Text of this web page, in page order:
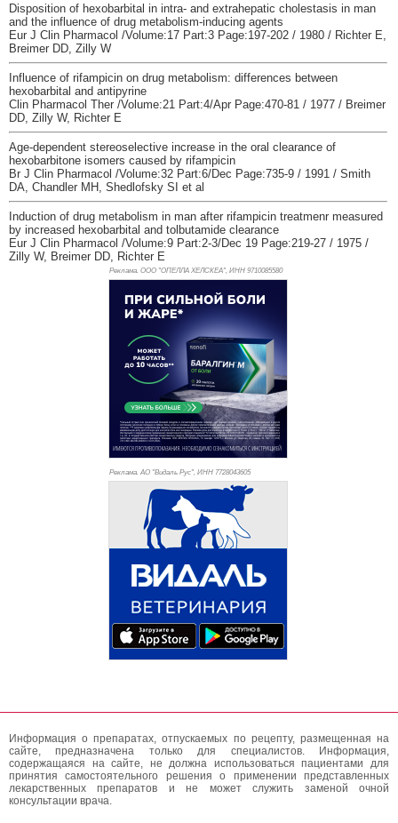
Disposition of hexobarbital in intra- and extrahepatic cholestasis in man
and the influence of drug metabolism-inducing agents
Eur J Clin Pharmacol /Volume:17 Part:3 Page:197-202 / 1980 / Richter E,
Breimer DD, Zilly W
Influence of rifampicin on drug metabolism: differences between
hexobarbital and antipyrine
Clin Pharmacol Ther /Volume:21 Part:4/Apr Page:470-81 / 1977 / Breimer
DD, Zilly W, Richter E
Age-dependent stereoselective increase in the oral clearance of
hexobarbitone isomers caused by rifampicin
Br J Clin Pharmacol /Volume:32 Part:6/Dec Page:735-9 / 1991 / Smith
DA, Chandler MH, Shedlofsky SI et al
Induction of drug metabolism in man after rifampicin treatmenr measured
by increased hexobarbital and tolbutamide clearance
Eur J Clin Pharmacol /Volume:9 Part:2-3/Dec 19 Page:219-27 / 1975 /
Zilly W, Breimer DD, Richter E
Реклама. ООО "ОПЕЛЛА ХЕЛСКЕА", ИНН 9710085580
Реклама. АО "Видаль Рус", ИНН 7728043605
Информация о препаратах, отпускаемых по рецепту, размещенная на
сайте, предназначена только для специалистов. Информация,
содержащаяся на сайте, не должна использоваться пациентами для
принятия самостоятельного решения о применении представленных
лекарственных препаратов и не может служить заменой очной
консультации врача.